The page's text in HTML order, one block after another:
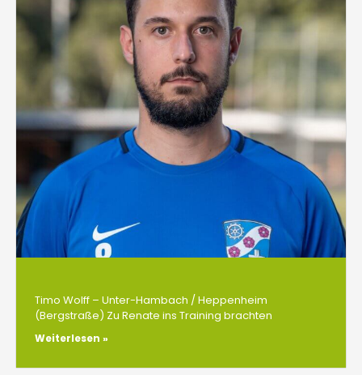
Timo Wolff – Unter-Hambach / Heppenheim
(Bergstraße) Zu Renate ins Training brachten
Weiterlesen »